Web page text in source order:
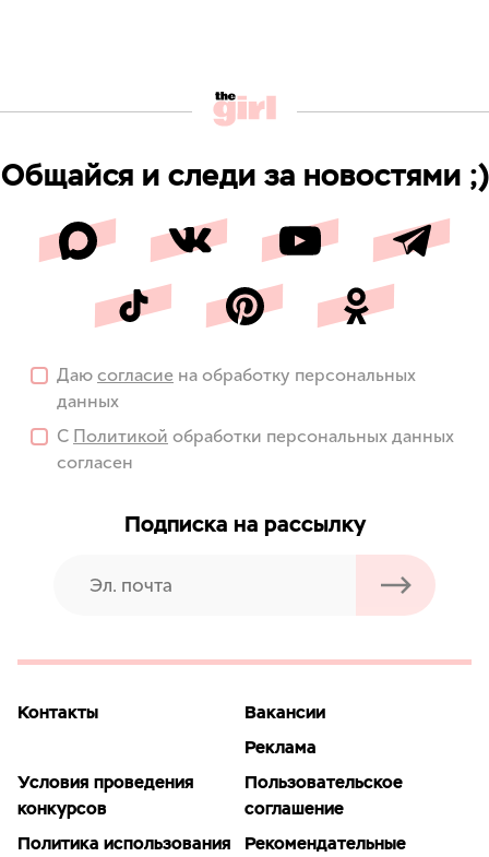
Общайся и следи за новостями ;)
Даю согласие на обработку персональных
данных
С Политикой обработки персональных данных
согласен
Подписка на рассылку
Контакты
Вакансии
Реклама
Условия проведения
конкурсов
Пользовательское
соглашение
Политика использования
Рекомендательные